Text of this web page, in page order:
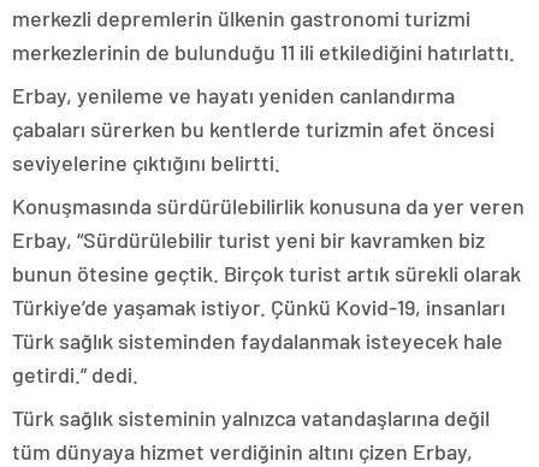
merkezli depremlerin ülkenin gastronomi turizmi
merkezlerinin de bulunduğu 11 ili etkilediğini hatırlattı.
Erbay, yenileme ve hayatı yeniden canlandırma
çabaları sürerken bu kentlerde turizmin afet öncesi
seviyelerine çıktığını belirtti.
Konuşmasında sürdürülebilirlik konusuna da yer veren
Erbay, “Sürdürülebilir turist yeni bir kavramken biz
bunun ötesine geçtik. Birçok turist artık sürekli olarak
Türkiye’de yaşamak istiyor. Çünkü Kovid-19, insanları
Türk sağlık sisteminden faydalanmak isteyecek hale
getirdi.” dedi.
Türk sağlık sisteminin yalnızca vatandaşlarına değil
tüm dünyaya hizmet verdiğinin altını çizen Erbay,